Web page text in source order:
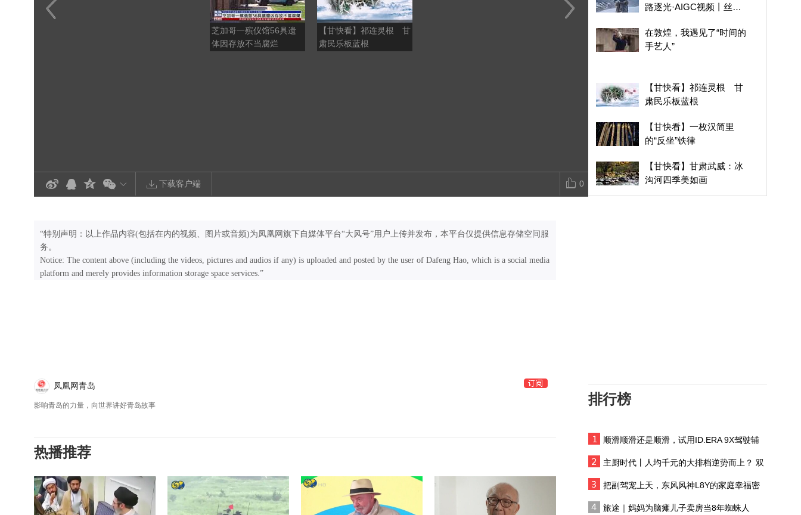
芝加哥一殡仪馆56具遗
体因存放不当腐烂
【甘快看】祁连灵根 甘
肃民乐板蓝根
【甘快看】甘肃武威：冰
在敦煌，我遇见了“时间
的手艺人”
下载客户端 0
路逐光·AIGC视频丨丝路
在敦煌，我遇见了“时间的
手艺人”
【甘快看】祁连灵根 甘
肃民乐板蓝根
【甘快看】一枚汉简里
的“反坐”铁律
【甘快看】甘肃武威：冰
沟河四季美如画
日本“闪电战式”设立“国家
法国山火烧毁野生动物栖
“特别声明：以上作品内容(包括在内的视频、图片或音频)为凤凰网旗下自媒体平台“大风号”用户上传并发布，本平台仅提供信息存储空间服
务。
Notice: The content above (including the videos, pictures and audios if any) is uploaded and posted by the user of Dafeng Hao, which is a social media
platform and merely provides information storage space services.”
凤凰网青岛
影响青岛的力量，向世界讲好青岛故事
热播推荐
排行榜
顺滑顺滑还是顺滑，试用ID.ERA 9X驾驶辅
主厨时代丨人均千元的大排档逆势而上？ 双
把副驾宠上天，东风风神L8Y的家庭幸福密
旅途｜妈妈为脑瘫儿子卖房当8年蜘蛛人